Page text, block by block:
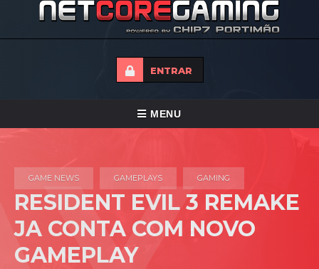
ENTRAR
ALTERNAR
MENU
TORNEIOS
NOTICIAS
FORUMS
GAME NEWS GAMEPLAYS GAMING
RESIDENT EVIL 3 REMAKE
JA CONTA COM NOVO
GAMEPLAY